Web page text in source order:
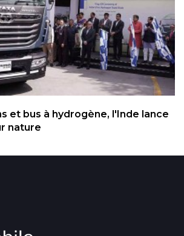
et bus à hydrogène, l'Inde lance
nature